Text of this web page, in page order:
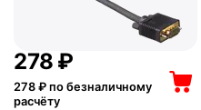
‍278‍ ₽
278 ₽ по безналичному
расчёту